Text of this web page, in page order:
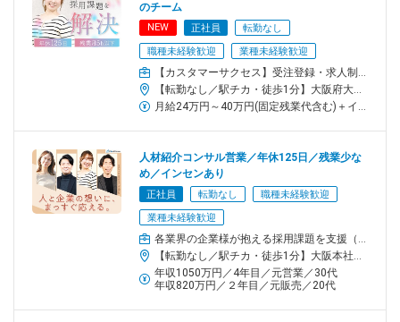
【具体的な取り扱い商材】
■求人広告
今みている転職サイトのdodaはもちろん、マイナビ転職、エン転
職、バイトル、その他ダイレクトリクルーティング等の求人サー
■人材紹介
人材紹介部門とメディア部門が連携することで、課題に応じた最
適な採用手法を提案できる体制を構築。お客様ごとに合わせた
「最適解」を提供。
スカウト配信や面接調整等、採用の実務を企業様に代わって代
行。応募者との接点を逃さず、スピード感のある採用を実現しま
のチーム
NEW 正社員
転勤なし
職種未経験歓迎
業種未経験歓迎
【カスタマーサクセス】受注登録・求人制作・広告の運用など／クライアントフォローを一貫して対応
【転勤なし／駅チカ・徒歩1分】大阪府大阪市西区新町1-5-7 四ツ橋ビルディング2F＜アクセス＞・大阪メトロ「四ツ橋駅」から徒歩1分・大阪メトロ「心斎橋駅」から徒歩5分※受動喫煙対策:屋内全面禁煙(ビル内喫煙ルーム有り)
月給24万円～40万円(固定残業代含む)＋インセンティブ※固定残業代は、時間外労働の有無に関わらず20時間分を、月3万1100円～5万1900円支給。超過分別途支給。＜試用期間＞月給23万円～26万円(固定残業代含む) ＋インセンティブ※固定残業代は、時間外労働の有無に関わらず20時間分を、月2万9800円～3万5200円支給。超過分別途支給。
人材紹介コンサル営業／年休125日／残業少な
め／インセンあり
正社員 転勤なし
職種未経験歓迎
業種未経験歓迎
各業界の企業様が抱える採用課題を支援（RA）・求職者様の転職支援（CA）全般をお任せ
【転勤なし／駅チカ・徒歩1分】大阪本社＜詳細＞大阪府大阪市西区新町1-5-7 四ツ橋ビルディング2F＜アクセス＞・大阪メトロ「四ツ橋駅」から徒歩1分・大阪メトロ「心斎橋駅」から徒歩5分※受動喫煙対策:屋内全面禁煙
年収1050万円／4年目／元営業／30代
年収820万円／２年目／元販売／20代